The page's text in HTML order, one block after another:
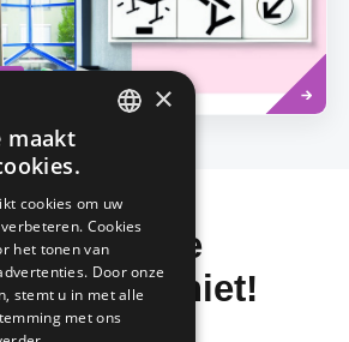
meer
de laatste
niet!
×
maakt
cookies om uw
Cookies
het tonen van
Door onze
stemt u in met alle
met ons